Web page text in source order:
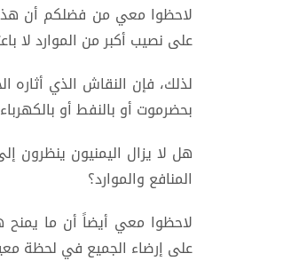
لاحظوا معي من فضلكم أن
على نصيب أكبر من الموارد لا
لذلك، فإن النقاش الذي
بحضرموت أو بالنفط أو
هل لا يزال اليمنيون ينظرون
المنافع والموارد؟
لاحظوا معي أيضاً أن ما يمنح
على إرضاء الجميع في لحظة